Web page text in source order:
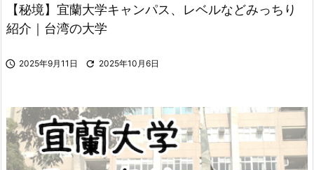
【秘境】宜蘭大学キャンパス、レベルなどみっちり
紹介｜台湾の大学
 2025年9月11日  2025年10月6日